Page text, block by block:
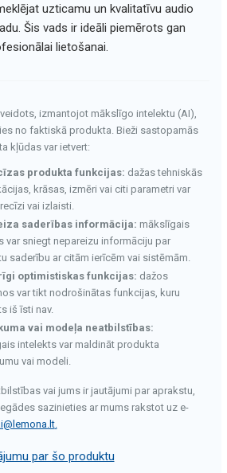
uzticamu un kvalitatīvu audio
Šis vads ir ideāli piemērots gan
lietošanai.
izmantojot mākslīgo intelektu (AI),
no faktiskā produkta. Bieži sastopamās
kļūdas var ietvert:
produkta funkcijas: dažas tehniskās
krāsas, izmēri vai citi parametri var
vai izlaisti.
saderības informācija: mākslīgais
var sniegt nepareizu informāciju par
saderību ar citām ierīcēm vai sistēmām.
optimistiskas funkcijas: dažos
var tikt nodrošinātas funkcijas, kuru
iš īsti nav.
vai modeļa neatbilstības:
intelekts var maldināt produkta
vai modeli.
vai jums ir jautājumi par aprakstu,
sazinieties ar mums rakstot uz e-
.
par šo produktu